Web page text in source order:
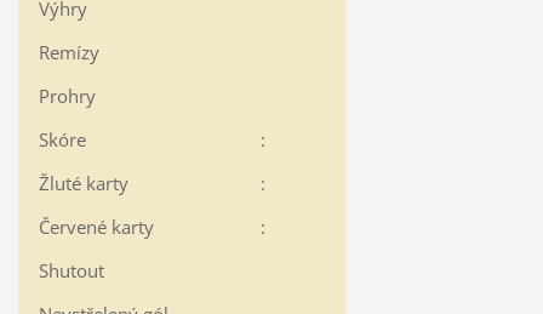
Výhry
Remízy
Prohry
Skóre
:
Žluté karty
:
Červené karty
:
Shutout